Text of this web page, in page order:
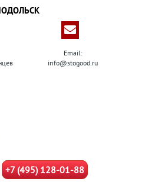
Email:
info@stogood.ru
+7 (495) 128-01-88